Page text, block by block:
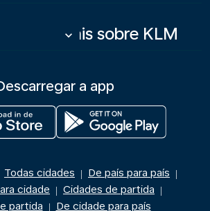
Mais sobre KLM
keyboard_arrow_down
a app
Todas cidades | De país para país |
cidade | Cidades de partida |
partida | De cidade para país